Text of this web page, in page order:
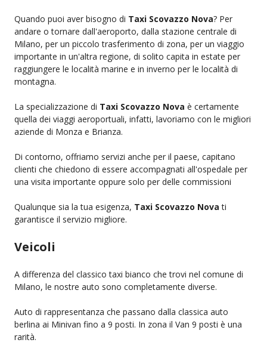
Quando puoi aver bisogno di Taxi Scovazzo Nova? Per
andare o tornare dall'aeroporto, dalla stazione centrale di
Milano, per un piccolo trasferimento di zona, per un viaggio
importante in un'altra regione, di solito capita in estate per
raggiungere le località marine e in inverno per le località di
montagna.
La specializzazione di Taxi Scovazzo Nova è certamente
quella dei viaggi aeroportuali, infatti, lavoriamo con le migliori
aziende di Monza e Brianza.
Di contorno, offriamo servizi anche per il paese, capitano
clienti che chiedono di essere accompagnati all'ospedale per
una visita importante oppure solo per delle commissioni
Qualunque sia la tua esigenza, Taxi Scovazzo Nova ti
garantisce il servizio migliore.
Veicoli
A differenza del classico taxi bianco che trovi nel comune di
Milano, le nostre auto sono completamente diverse.
Auto di rappresentanza che passano dalla classica auto
berlina ai Minivan fino a 9 posti. In zona il Van 9 posti è una
rarità.